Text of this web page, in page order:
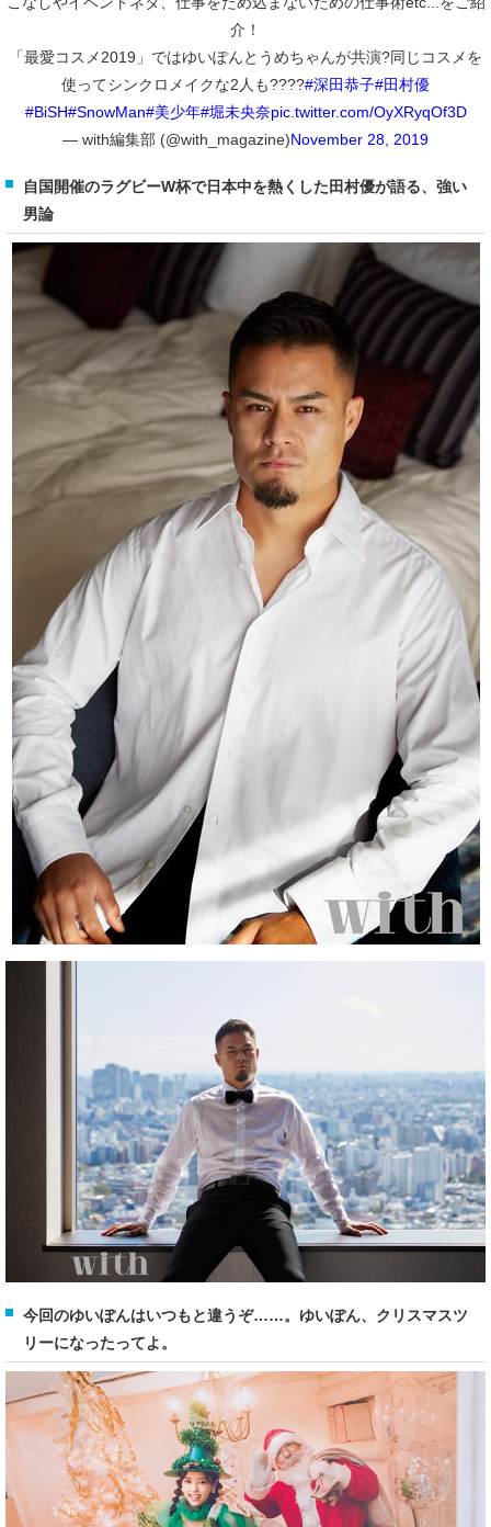
介！
「最愛コスメ2019」ではゆいぽんとうめちゃんが共演?同じコスメを
使ってシンクロメイクな2人も????#深田恭子#田村優
#BiSH#SnowMan#美少年#堀未央奈pic.twitter.com/OyXRyqOf3D
— with編集部 (@with_magazine)November 28, 2019
自国開催のラグビーW杯で日本中を熱くした田村優が語る、強い
男論
今回のゆいぽんはいつもと違うぞ……。ゆいぽん、クリスマスツ
リーになったってよ。